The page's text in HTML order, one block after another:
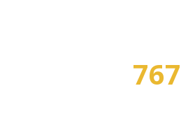
767